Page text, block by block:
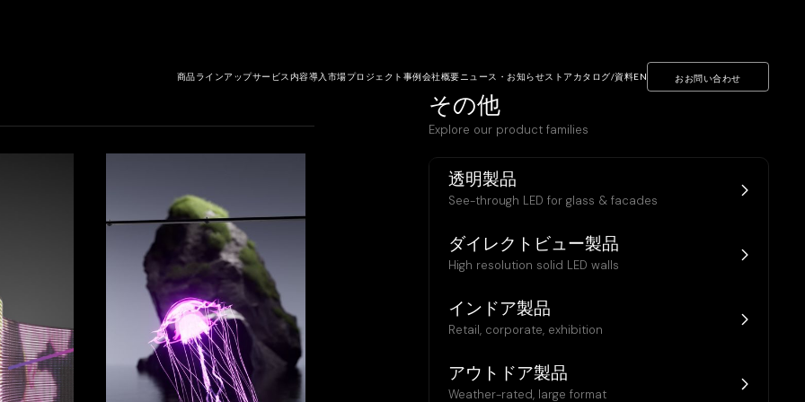
商品ラインアップサービス内容導入市場プロジェクト事例会社概要ニュース・お知らせストア カタログ/資料EN おお問い合わせ
その他
Explore our product families
透明製品
See-through LED for glass & facades
ダイレクトビュー製品
High resolution solid LED walls
インドア製品
Retail, corporate, exhibition
アウトドア製品
Weather-rated, large format